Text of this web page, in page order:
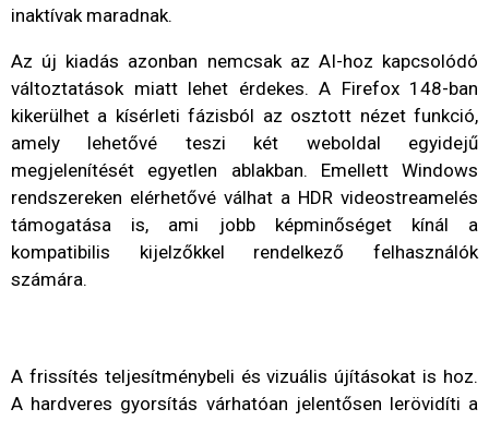
inaktívak maradnak.
Az új kiadás azonban nemcsak az AI-hoz kapcsolódó
változtatások miatt lehet érdekes. A Firefox 148-ban
kikerülhet a kísérleti fázisból az osztott nézet funkció,
amely lehetővé teszi két weboldal egyidejű
megjelenítését egyetlen ablakban. Emellett Windows
rendszereken elérhetővé válhat a HDR videostreamelés
támogatása is, ami jobb képminőséget kínál a
kompatibilis kijelzőkkel rendelkező felhasználók
számára.
A frissítés teljesítménybeli és vizuális újításokat is hoz.
A hardveres gyorsítás várhatóan jelentősen lerövidíti a